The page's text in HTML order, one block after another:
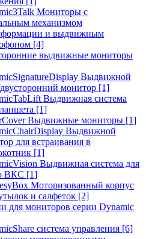
Мониторы с
механизмом
и выдвижным
[4]
выдвижные мониторы
Выдвижной
монитор [1]
Выдвижная система
[1]
Выдвижные мониторы [1]
Выдвижной
для встраивания в
[1]
Выдвижная система для
ВКС [1]
Моторизованный корпус
и салфеток [2]
для мониторов серии Dynamic
система управления [6]